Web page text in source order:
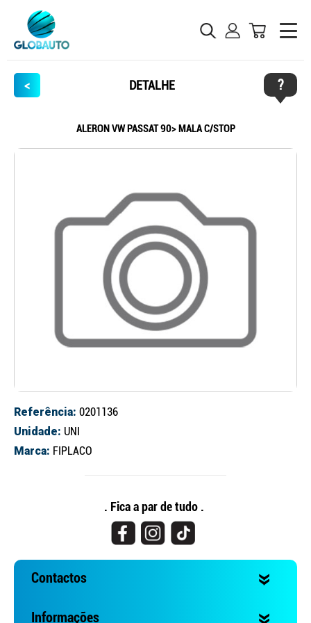
< DETALHE ?
ALERON VW PASSAT 90> MALA C/STOP
Referência: 0201136
Unidade: UNI
Marca: FIPLACO
. Fica a par de tudo .
Contactos
Informações